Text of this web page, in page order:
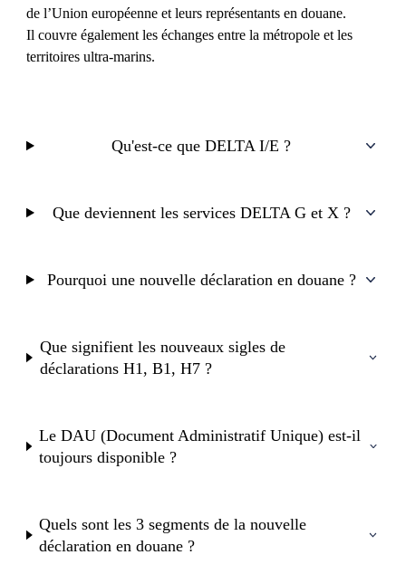
de l’Union européenne et leurs représentants en douane.
Il couvre également les échanges entre la métropole et les
territoires ultra-marins.
Qu'est-ce que DELTA I/E ?
Que deviennent les services DELTA G et X ?
Pourquoi une nouvelle déclaration en douane ?
Que signifient les nouveaux sigles de
déclarations H1, B1, H7 ?
Le DAU (Document Administratif Unique) est-il
toujours disponible ?
Quels sont les 3 segments de la nouvelle
déclaration en douane ?